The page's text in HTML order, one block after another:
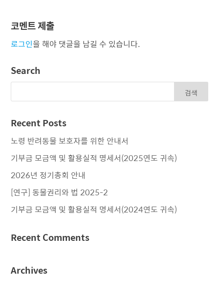
코멘트 제출
로그인을 해야 댓글을 남길 수 있습니다.
Search
Recent Posts
노령 반려동물 보호자를 위한 안내서
기부금 모금액 및 활용실적 명세서(2025연도 귀속)
2026년 정기총회 안내
[연구] 동물권리와 법 2025-2
기부금 모금액 및 활용실적 명세서(2024연도 귀속)
Recent Comments
Archives